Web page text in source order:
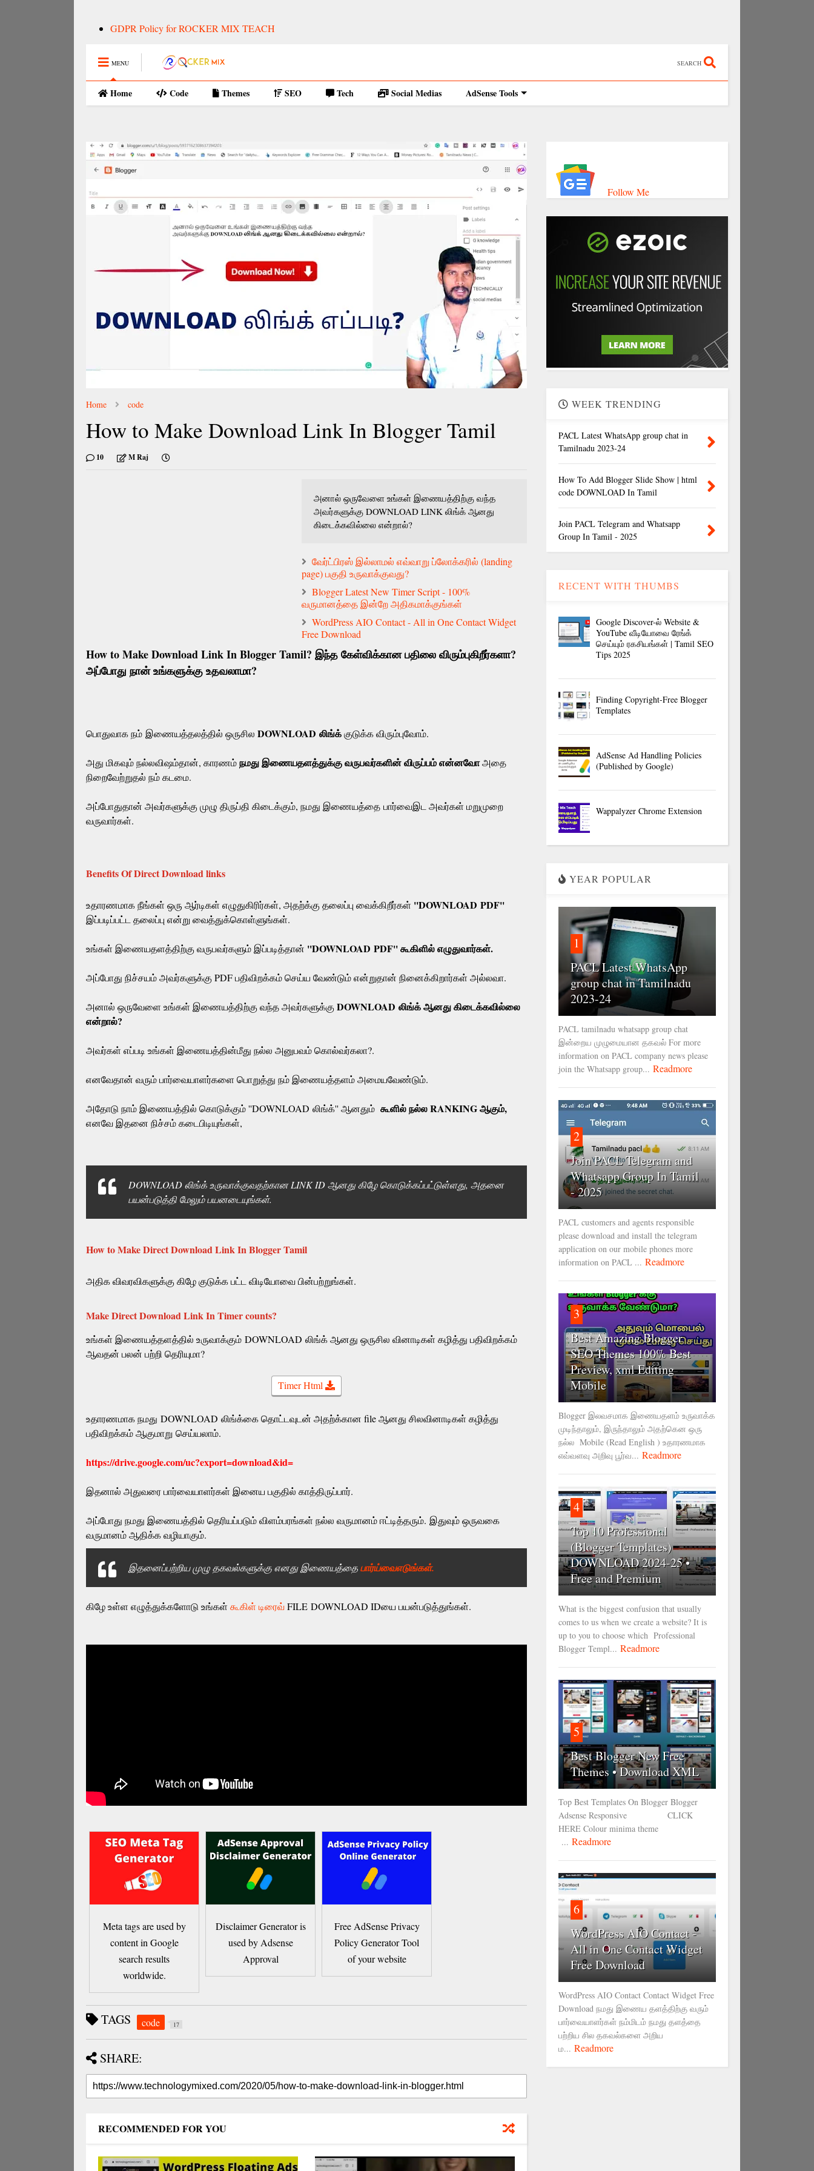
GDPR Policy for ROCKER MIX TEACH
MENU SEARCH
Home Code Themes SEO Tech Social Medias AdSense Tools
Home code
How to Make Download Link In Blogger Tamil
10 M Raj
அனால் ஒருவேளை உங்கள் இணையத்திற்கு வந்த
அவர்களுக்கு DOWNLOAD LINK லிங்க் ஆனது
கிடைக்கவில்லை என்றால்?
வேர்ட்பிரஸ் இல்லாமல் எவ்வாறு ப்லோக்கரில் (landing
page) பகுதி உருவாக்குவது?
Blogger Latest New Timer Script - 100%
வருமானத்தை இன்றே அதிகமாக்குங்கள்
WordPress AIO Contact - All in One Contact Widget
Free Download
How to Make Download Link In Blogger Tamil? இந்த கேள்விக்கான பதிலை விரும்புகிறீர்களா?
அப்போது நான் உங்களுக்கு உதவலாமா?
பொதுவாக நம் இணையத்தலத்தில் ஒருசில DOWNLOAD லிங்க்குடுக்க விரும்புவோம்.
அது மிகவும் நல்லவிஷம்தான், காரணம்நமது இணையதளத்துக்கு வருபவர்களின் விருப்பம் என்னவோஅதை
நிறைவேற்றுதல் நம் கடமை.
அப்போதுதான் அவர்களுக்கு முழு திருப்தி கிடைக்கும், நமது இணையத்தை பார்வைஇட அவர்கள் மறுமுறை
வருவார்கள்.
Benefits Of Direct Download links
உதாரணமாக நீங்கள் ஒரு ஆர்டிகள் எழுதுகிரிர்கள், அதற்க்கு தலைப்பு வைக்கிறீர்கள் ''DOWNLOAD PDF''
இப்படிப்பட்ட தலைப்பு என்று வைத்துக்கொள்ளுங்கள்.
உங்கள் இணையதளத்திற்கு வருபவர்களும் இப்படித்தான் ''DOWNLOAD PDF'' கூகிளில் எழுதுவார்கள்.
அப்போது நிச்சயம் அவர்களுக்கு PDF பதிவிறக்கம் செய்ய வேண்டும் என்றுதான் நினைக்கிறார்கள் அல்லவா.
அனால் ஒருவேளை உங்கள் இணையத்திற்கு வந்த அவர்களுக்குDOWNLOAD லிங்க் ஆனது கிடைக்கவில்லை
என்றால்?
அவர்கள் எப்படி உங்கள் இணையத்தின்மீது நல்ல அனுபவம் கொல்வர்கலா?.
எனவேதான் வரும் பார்வையாளர்களை பொறுத்து நம் இணையத்தளம் அமையவேண்டும்.
அதோடு நாம் இணையத்தில் கொடுக்கும் ''DOWNLOAD லிங்க்'' ஆனதும் கூளில் நல்ல RANKING ஆகும்,
எனவே இதனை நிச்சம் கடைபிடியுங்கள்,
DOWNLOAD லிங்க் உருவாக்குவதற்கான LINK ID ஆனது கிழே கொடுக்கப்பட்டுள்ளது, அதனை
பயன்படுத்தி மேலும் பயனடையுங்கள்.
How to Make Direct Download Link In Blogger Tamil
அதிக விவரவிகளுக்கு கிழே குடுக்க பட்ட விடியோவை பின்பற்றுங்கள்.
Make Direct Download Link In Timer counts?
உங்கள் இணையத்தளத்தில் உருவாக்கும் DOWNLOAD லிங்க் ஆனது ஒருசில வினாடிகள் கழித்து பதிவிறக்கம்
ஆவதன் பலன் பற்றி தெரியுமா?
Timer Html
உதாரணமாக நமது DOWNLOAD லிங்க்கை தொட்டவுடன் அதற்க்கான file ஆனது சிலவினாடிகள் கழித்து
பதிவிறக்கம் ஆகுமாறு செய்யலாம்.
https://drive.google.com/uc?export=download&id=
இதனால் அதுவரை பார்வையாளர்கள் இனைய பகுதில் காத்திருப்பார்.
அப்போது நமது இணையத்தில் தெரியப்படும் விளம்பரங்கள் நல்ல வருமானம் ஈட்டித்தரும். இதுவும் ஒருவகை
வருமானம் ஆதிக்க வழியாகும்.
இதனைப்பற்றிய முழு தகவல்களுக்கு எனது இணையத்தைபார்ய்வைஎடுங்கள்.
கிழே உள்ள எழுத்துக்களோடு உங்கள் கூகிள் டிரைவ்FILE DOWNLOAD IDயை பயன்படுத்துங்கள்.
Meta tags are used by
content in Google
search results
worldwide.
Disclaimer Generator is
used by Adsense
Approval
Free AdSense Privacy
Policy Generator Tool
of your website
TAGS code 17
SHARE:
RECOMMENDED FOR YOU
Follow Me
WEEK TRENDING
PACL Latest WhatsApp group chat in
Tamilnadu 2023-24
How To Add Blogger Slide Show | html
code DOWNLOAD In Tamil
Join PACL Telegram and Whatsapp
Group In Tamil - 2025
RECENT WITH THUMBS
Google Discover-ல் Website &
YouTube வீடியோவை ரேங்க்
செய்யும் ரகசியங்கள் | Tamil SEO
Tips 2025
Finding Copyright-Free Blogger
Templates
AdSense Ad Handling Policies
(Published by Google)
Wappalyzer Chrome Extension
YEAR POPULAR
1
PACL Latest WhatsApp
group chat in Tamilnadu
2023-24
PACL tamilnadu whatsapp group chat
இன்றைய முழுமையான தகவல் For more
information on PACL company news please
join the Whatsapp group... Readmore
2
Join PACL Telegram and
Whatsapp Group In Tamil
- 2025
PACL customers and agents responsible
please download and install the telegram
application on our mobile phones more
information on PACL ... Readmore
3
Best Amazing Blogger
SEO Themes 100% Best
Preview, xml Editing
Mobile
Blogger இலவசமாக இணையதளம் உருவாக்க
முடிந்தாலும், இருந்தாலும் அதற்கென ஒரு
நல்ல Mobile (Read English ) உதாரணமாக
எவ்வளவு அறிவு பூர்வ... Readmore
4
Top 10 Professional
(Blogger Templates)
DOWNLOAD 2024-25 •
Free and Premium
What is the biggest confusion that usually
comes to us when we create a website? It is
up to you to choose which Professional
Blogger Templ... Readmore
5
Best Blogger New Free
Themes • Download XML
Top Best Templates On Blogger Blogger
Adsense Responsive CLICK
HERE Colour minima theme
... Readmore
6
WordPress AIO Contact -
All in One Contact Widget
Free Download
WordPress AIO Contact Contact Widget Free
Download நமது இணைய தளத்திற்கு வரும்
பார்வையாளர்கள் நம்மிடம் நமது தளத்தை
பற்றிய சில தகவல்களை அறிய
ம... Readmore